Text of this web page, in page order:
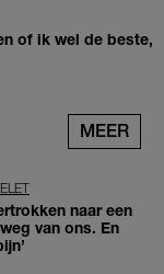
of ik wel de beste,
MEER
naar een
van ons. En